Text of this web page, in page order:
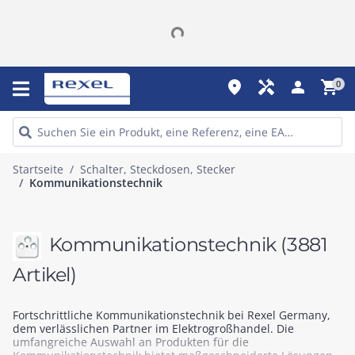
place handyman person shopping_cart0
Startseite
Schalter, Steckdosen, Stecker
Kommunikationstechnik
Kommunikationstechnik (3881
Artikel)
Fortschrittliche Kommunikationstechnik bei Rexel Germany,
dem verlässlichen Partner im Elektrogroßhandel. Die
umfangreiche Auswahl an Produkten für die